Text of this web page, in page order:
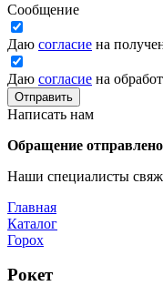
Сообщение
Даю согласие на
Даю согласие на
Отправить
Написать нам
Обращение
Наши специалисты
Главная
Каталог
Горох
Рокет